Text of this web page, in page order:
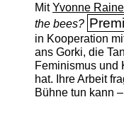
MitYvonne
the bees?
in Kooperation
ans Gorki, die
Feminismus und
hat. Ihre Arbeit
Bühne tun kann